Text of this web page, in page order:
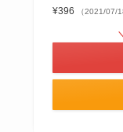
¥396
（2021/07/